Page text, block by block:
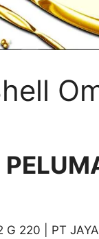
G 220 | PT